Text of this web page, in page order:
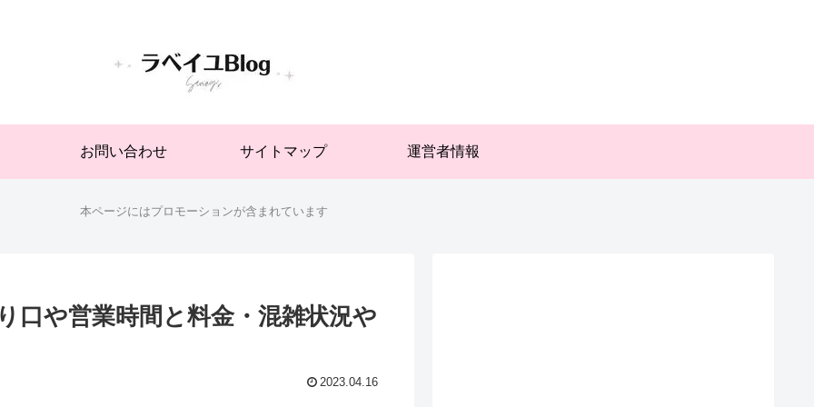
お問い合わせ サイトマップ 運営者情報
本ページにはプロモーションが含まれています
口や営業時間と料金・混雑状況や
2023.04.16